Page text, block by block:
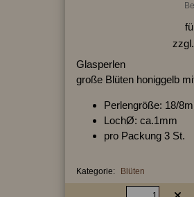
zzgl.
Glasperlen
große Blüten honiggelb
Perlengröße: 18/
LochØ: ca.1mm
pro Packung 3 St.
Kategorie: Blüten